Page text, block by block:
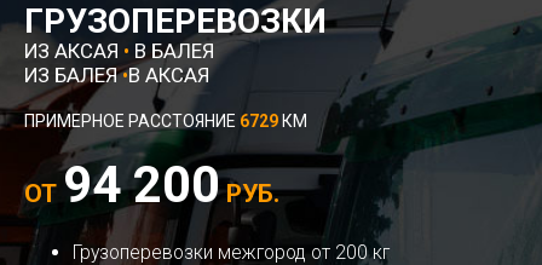
ГРУЗОПЕРЕВОЗКИ
ИЗ АКСАЯ • В БАЛЕЯ
ИЗ БАЛЕЯ•В АКСАЯ
ПРИМЕРНОЕ РАССТОЯНИЕ 6729 КМ
ОТ 94 200РУБ.
Грузоперевозки межгород от 200 кг